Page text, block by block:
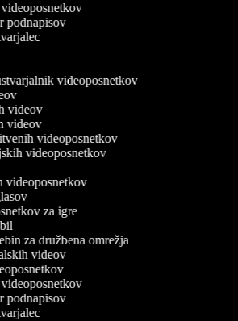
podnapisov
videoposnetkov
videov
videov
videoposnetkov
videoposnetkov
videoposnetkov
za igre
za družbena omrežja
videov
podnapisov